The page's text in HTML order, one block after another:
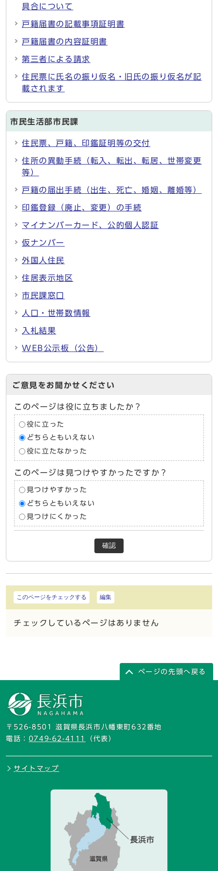
具合について
戸籍届書の記載事項証明書
戸籍届書の内容証明書
第三者による請求
住民票に氏名の振り仮名・旧氏の振り仮名が記
載されます
市民生活部市民課
住民票、戸籍、印鑑証明等の交付
住所の異動手続（転入、転出、転居、世帯変更
等）
戸籍の届出手続（出生、死亡、婚姻、離婚等）
印鑑登録（廃止、変更）の手続
マイナンバーカード、公的個人認証
仮ナンバー
外国人住民
住居表示地区
市民課窓口
人口・世帯数情報
入札結果
WEB公示板（公告）
ご意見をお聞かせください
このページは役に立ちましたか？
役に立った
どちらともいえない
役に立たなかった
このページは見つけやすかったですか？
見つけやすかった
どちらともいえない
見つけにくかった
確認
このページをチェックする 編集
チェックしているページはありません
ページの先頭へ戻る
〒526-8501 滋賀県長浜市八幡東町632番地
電話： 0749-62-4111 （代表）
サイトマップ